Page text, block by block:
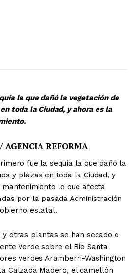
la que dañó la vegetación de
toda la Ciudad, y ahora es la
AGENCIA REFORMA
fue la sequía la que dañó la
y plazas en toda la Ciudad, y
lo que afecta
por la pasada Administración
estatal.
y otras plantas se han secado o
Verde sobre el Río Santa
verdes Aramberri-Washington
Calzada Madero, el camellón